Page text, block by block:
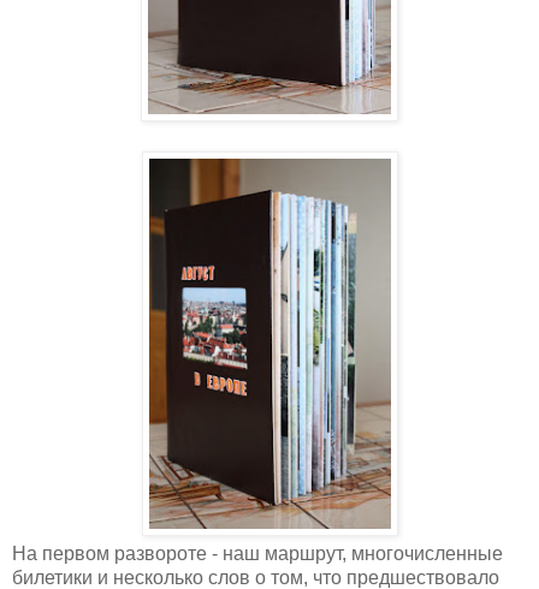
На первом развороте - наш маршрут, многочисленные
билетики и несколько слов о том, что предшествовало